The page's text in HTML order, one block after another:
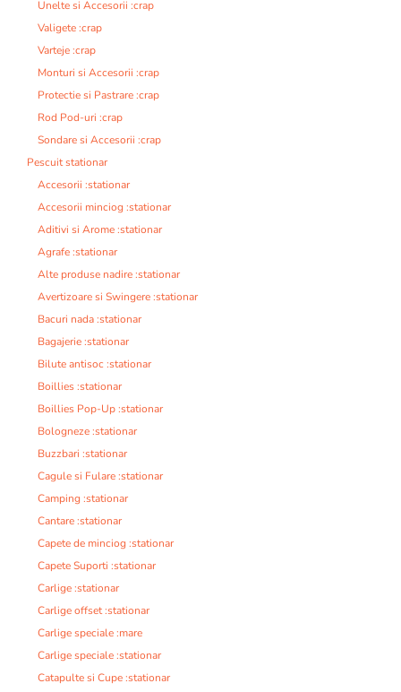
Unelte si Accesorii :crap
Valigete :crap
Varteje :crap
Monturi si Accesorii :crap
Protectie si Pastrare :crap
Rod Pod-uri :crap
Sondare si Accesorii :crap
Pescuit stationar
Accesorii :stationar
Accesorii minciog :stationar
Aditivi si Arome :stationar
Agrafe :stationar
Alte produse nadire :stationar
Avertizoare si Swingere :stationar
Bacuri nada :stationar
Bagajerie :stationar
Bilute antisoc :stationar
Boillies :stationar
Boillies Pop-Up :stationar
Bologneze :stationar
Buzzbari :stationar
Cagule si Fulare :stationar
Camping :stationar
Cantare :stationar
Capete de minciog :stationar
Capete Suporti :stationar
Carlige :stationar
Carlige offset :stationar
Carlige speciale :mare
Carlige speciale :stationar
Catapulte si Cupe :stationar